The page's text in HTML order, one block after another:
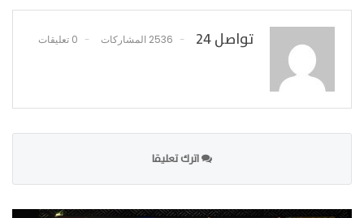
تواصل 24 2536 المشاركات 0 تعليقات
اترك تعليقا